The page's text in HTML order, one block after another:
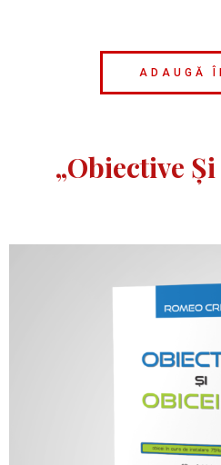
ADAUGĂ
„Obiective